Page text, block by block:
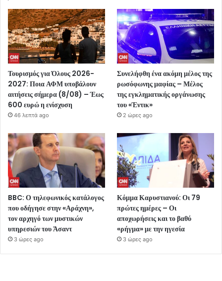
Τουρισμός για Όλους 2026-
2027: Ποια ΑΦΜ υποβάλουν
αιτήσεις σήμερα (8/08) – Έως
600 ευρώ η ενίσχυση
46 λεπτά ago
Συνελήφθη ένα ακόμη μέλος της
ρωσόφωνης μαφίας – Μέλος
της εγκληματικής οργάνωσης
του «Έντικ»
2 ώρες ago
BBC: Ο τηλεφωνικός κατάλογος
που οδήγησε στην «Αράχνη»,
τον αρχηγό των μυστικών
υπηρεσιών του Άσαντ
3 ώρες ago
Κόμμα Καρυστιανού: Οι 79
πρώτες ημέρες – Οι
αποχωρήσεις και το βαθύ
«ρήγμα» με την ηγεσία
3 ώρες ago